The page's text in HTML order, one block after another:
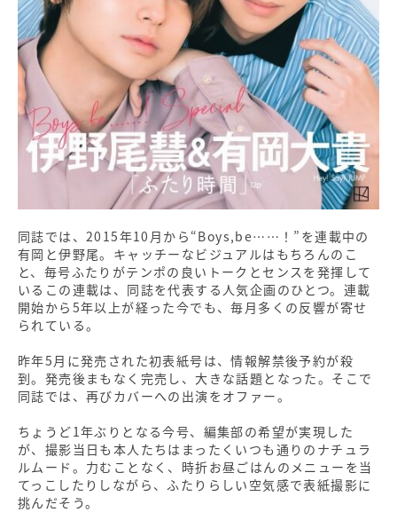
同誌では、2015年10月から“Boys,be……！”を連載中の
有岡と伊野尾。キャッチーなビジュアルはもちろんのこ
と、毎号ふたりがテンポの良いトークとセンスを発揮して
いるこの連載は、同誌を代表する人気企画のひとつ。連載
開始から5年以上が経った今でも、毎月多くの反響が寄せ
られている。
昨年5月に発売された初表紙号は、情報解禁後予約が殺
到。発売後まもなく完売し、大きな話題となった。そこで
同誌では、再びカバーへの出演をオファー。
ちょうど1年ぶりとなる今号、編集部の希望が実現した
が、撮影当日も本人たちはまったくいつも通りのナチュラ
ルムード。力むことなく、時折お昼ごはんのメニューを当
てっこしたりしながら、ふたりらしい空気感で表紙撮影に
挑んだそう。